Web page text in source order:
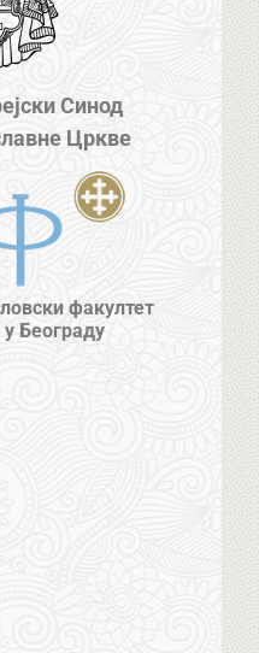
Синод
Цркве
факултет
Београду